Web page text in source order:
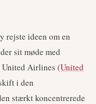
rejste ideen om en
sit møde med
Airlines (United
i den
stærkt koncentrerede